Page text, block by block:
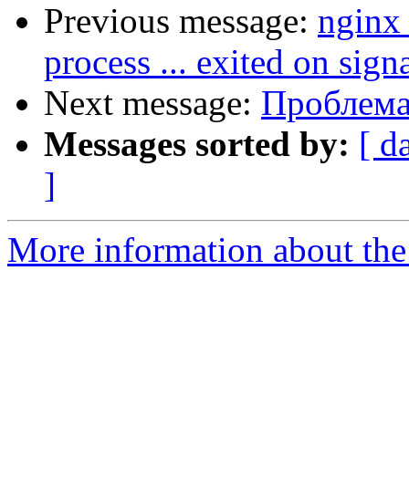
Previous message: nginx
process ... exited on
Next message:
Messages sorted by: [
]
More information about